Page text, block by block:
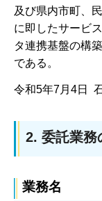
及び県内市町、
に即したサービ
タ連携基盤の構
である。
令和5年7月4日
2. 委託業務
業務名